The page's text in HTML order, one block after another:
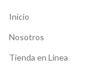
Inicio
Nosotros
Tienda en Línea